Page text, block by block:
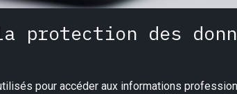
protection des
pour accéder aux informations